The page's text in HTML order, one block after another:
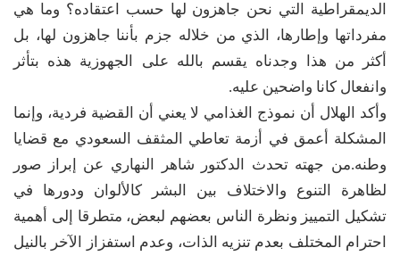
الديمقراطية التي نحن جاهزون لها حسب اعتقاده؟ وما هي
مفرداتها وإطارها، الذي من خلاله جزم بأننا جاهزون لها، بل
أكثر من هذا وجدناه يقسم بالله على الجهوزية هذه بتأثر
وانفعال كانا واضحين عليه.
وأكد الهلال أن نموذج الغذامي لا يعني أن القضية فردية، وإنما
المشكلة أعمق في أزمة تعاطي المثقف السعودي مع قضايا
وطنه.من جهته تحدث الدكتور شاهر النهاري عن إبراز صور
لظاهرة التنوع والاختلاف بين البشر كالألوان ودورها في
تشكيل التمييز ونظرة الناس بعضهم لبعض، متطرقا إلى أهمية
احترام المختلف بعدم تنزيه الذات، وعدم استفزاز الآخر بالنيل